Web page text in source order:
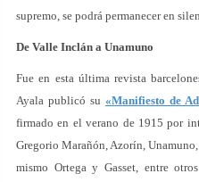
supremo, se podrá permanecer en
De Valle Inclán a Unamuno
Fue en esta última revista
Ayala publicó su «Manifiesto de
firmado en el verano de 1915 por
Gregorio Marañón, Azorín,
mismo Ortega y Gasset, entre